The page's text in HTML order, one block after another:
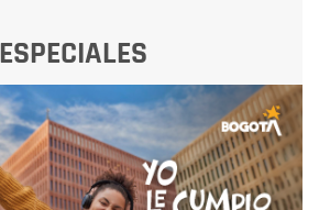
ESPECIALES